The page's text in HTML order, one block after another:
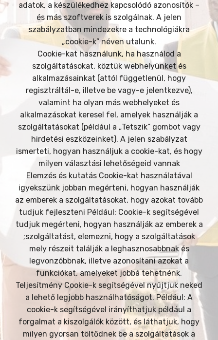
adatok, a készülékedhez kapcsolódó azonosítók –
és más szoftverek is szolgálnak. A jelen
szabályzatban mindezekre a technológiákra
„cookie-k” néven utalunk.
Cookie-kat használunk, ha használod a
szolgáltatásokat, köztük webhelyünket és
alkalmazásainkat (attól függetlenül, hogy
regisztráltál-e, illetve be vagy-e jelentkezve),
valamint ha olyan más webhelyeket és
alkalmazásokat keresel fel, amelyek használják a
szolgáltatásokat (például a „Tetszik” gombot vagy
hirdetési eszközeinket). A jelen szabályzat
ismerteti, hogyan használjuk a cookie-kat, és hogy
milyen választási lehetőségeid vannak
Elemzés és kutatás Cookie-kat használatával
igyekszünk jobban megérteni, hogyan használják
az emberek a szolgáltatásokat, hogy azokat tovább
tudjuk fejleszteni Például: Cookie-k segítségével
tudjuk megérteni, hogyan használják az emberek a
;szolgáltatást, elemezni, hogy a szolgáltatások
mely részeit találják a leghasznosabbnak és
legvonzóbbnak, illetve azonosítani azokat a
funkciókat, amelyeket jobbá tehetnénk.
Teljesítmény Cookie-k segítségével nyújtjuk neked
a lehető legjobb használhatóságot. Például: A
cookie-k segítségével irányíthatjuk például a
forgalmat a kiszolgálók között, és láthatjuk, hogy
milyen gyorsan töltődnek be a szolgáltatások a